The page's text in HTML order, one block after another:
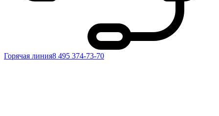
Горячая линия8 495 374-73-70